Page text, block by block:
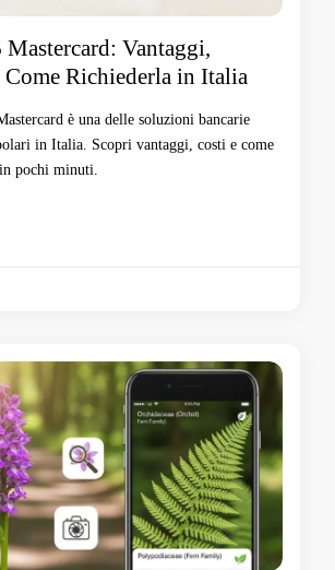
Mastercard: Vantaggi,
Richiederla in Italia
è una delle soluzioni bancarie
in Italia. Scopri vantaggi, costi e come
pochi minuti.